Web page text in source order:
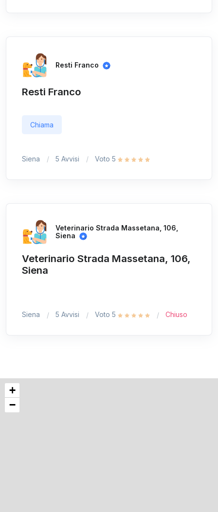
Resti Franco
Resti Franco
Chiama
Siena 5 Avvisi Voto 5
Veterinario Strada Massetana, 106,
Siena
Veterinario Strada Massetana, 106,
Siena
Siena 5 Avvisi Voto 5 Chiuso
+
−